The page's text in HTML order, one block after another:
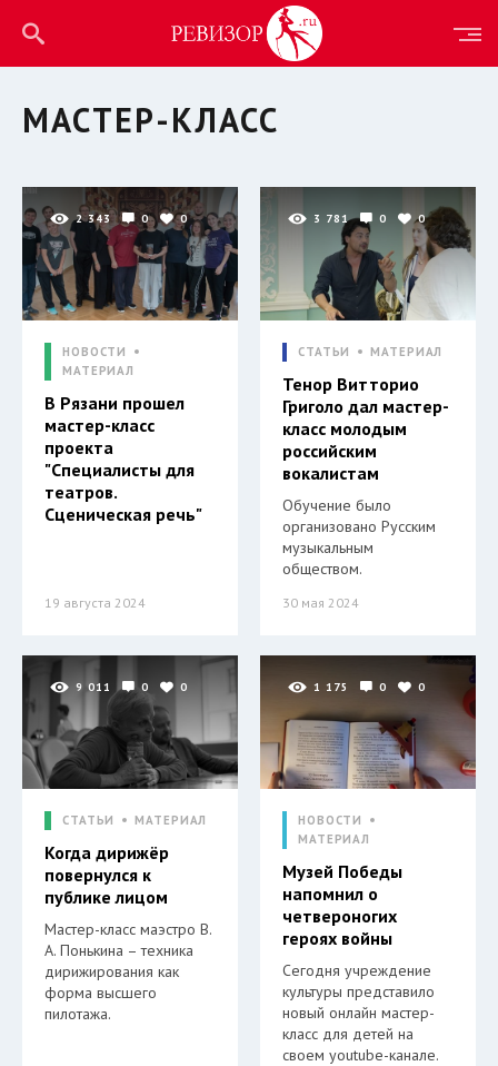
МАСТЕР-КЛАСС
2 343 0 0
НОВОСТИ
МАТЕРИАЛ
В Рязани прошел
мастер-класс
проекта
"Специалисты для
театров.
Сценическая речь"
19 августа 2024
3 781 0 0
СТАТЬИ МАТЕРИАЛ
Тенор Витторио
Григоло дал мастер-
класс молодым
российским
вокалистам
Обучение было
организовано Русским
музыкальным
обществом.
30 мая 2024
9 011 0 0
СТАТЬИ МАТЕРИАЛ
Когда дирижёр
повернулся к
публике лицом
Мастер-класс маэстро В.
А. Понькина – техника
дирижирования как
форма высшего
пилотажа.
1 175 0 0
НОВОСТИ
МАТЕРИАЛ
Музей Победы
напомнил о
четвероногих
героях войны
Сегодня учреждение
культуры представило
новый онлайн мастер-
класс для детей на
своем youtube-канале.